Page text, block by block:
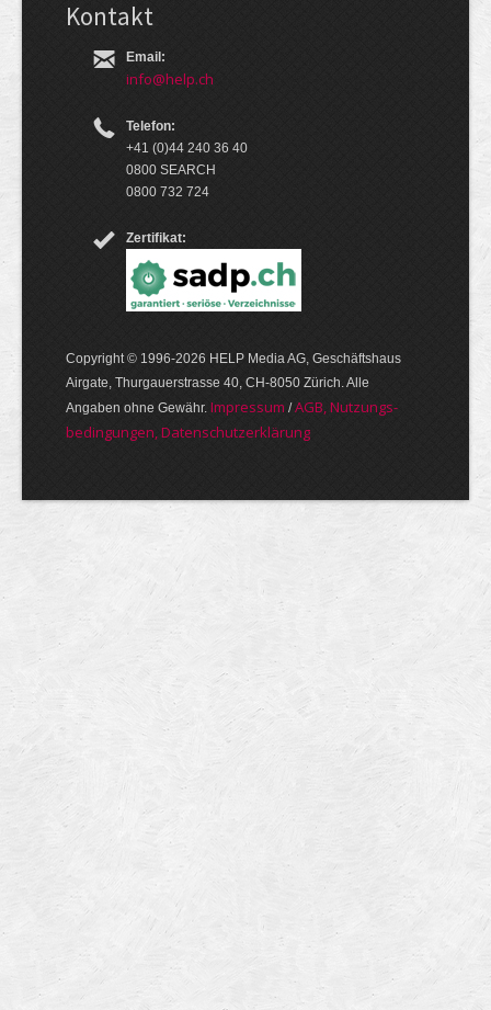
Kontakt
Email:
info@help.ch
Telefon:
+41 (0)44 240 36 40
0800 SEARCH
0800 732 724
Zertifikat:
Copyright © 1996-2026 HELP Media AG, Geschäftshaus
Airgate, Thurgauer­strasse 40, CH-8050 Zürich. Alle
Angaben ohne Gewähr. Im­pres­sum /AGB, Nut­zungs­
bedin­gungen, Daten­schutz­er­klärung